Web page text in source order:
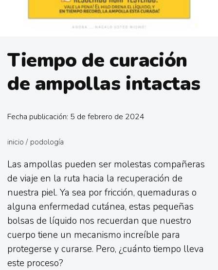
Tiempo de curación
de ampollas intactas
Fecha publicación: 5 de febrero de 2024
inicio / podología
Las ampollas pueden ser molestas compañeras
de viaje en la ruta hacia la recuperación de
nuestra piel. Ya sea por fricción, quemaduras o
alguna enfermedad cutánea, estas pequeñas
bolsas de líquido nos recuerdan que nuestro
cuerpo tiene un mecanismo increíble para
protegerse y curarse. Pero, ¿cuánto tiempo lleva
este proceso?